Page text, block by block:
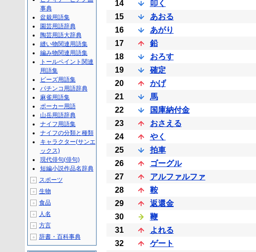
14
叩く
15
あおる
16
あがり
17
鉛
18
おろす
19
確定
20
かげ
21
馬
22
国庫納付金
23
おさえる
24
やく
25
拍車
26
ゴーグル
27
アルファルファ
28
鞍
29
返還金
30
鞭
31
よれる
32
ゲート
事典
盆栽用語集
園芸用語辞典
陶芸用語大辞典
縫い物関連用語集
編み物関連用語集
トールペイント関連
用語集
ビーズ用語集
パチンコ用語辞典
麻雀用語集
ポーカー用語
山岳用語辞典
ナイフ用語集
ナイフの分類と種類
キャラクター(サンエ
ックス)
現代俳句(俳句)
短編小説作品名辞典
＋ スポーツ
＋ 生物
＋ 食品
＋ 人名
＋ 方言
＋ 辞書・百科事典